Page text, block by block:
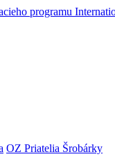
OZ Priatelia Šrobárky